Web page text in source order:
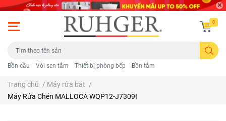
Bồn cầu Vòi sen tắm Thiết bị phòng bếp Bồn tắm
0
Trang chủ / Máy rửa bát /
Máy Rửa Chén MALLOCA WQP12-J7309I